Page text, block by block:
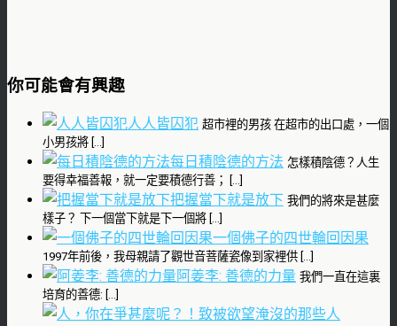
你可能會有興趣
人人皆囚犯 超市裡的男孩 在超市的出口處，一個
小男孩將 […]
每日積陰德的方法 怎樣積陰德？人生
要得幸福善報，就一定要積德行善； […]
把握當下就是放下 我們的將來是甚麼
樣子？ 下一個當下就是下一個將 […]
一個佛子的四世輪回因果
1997年前後，我母親請了觀世音菩薩瓷像到家裡供 […]
阿姜李: 善德的力量 我們一直在這裏
培育的善德: […]